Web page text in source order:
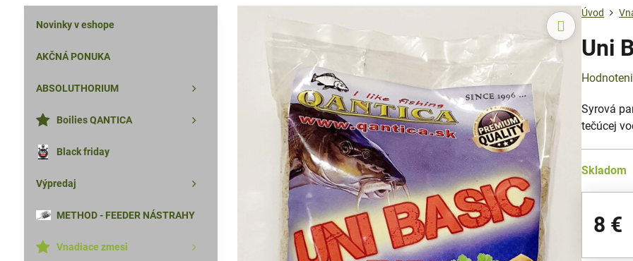
Úvod
Uni
Syrová
tečúcej
Skladom
8 €
Novinky v eshope
AKČNÁ PONUKA
ABSOLUTHORIUM
Boilies QANTICA
Black friday
Výpredaj
METHOD - FEEDER NÁSTRAHY
Vnadiace zmesi